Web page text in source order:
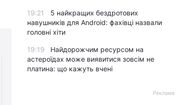
"Дика ласка":
19:21
5 найкращих бездротових
навушників для Android: фахівці назвали
головні хіти
19:19
Найдорожчим ресурсом на
астероїдах може виявитися зовсім не
платина: що кажуть вчені
Реклама